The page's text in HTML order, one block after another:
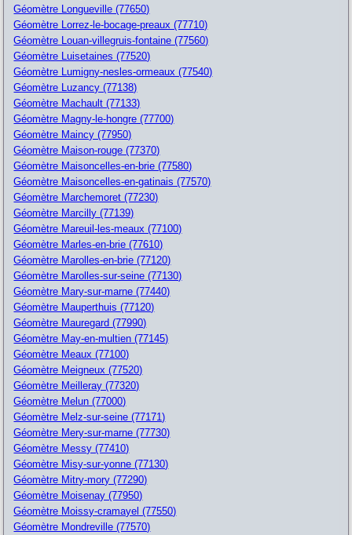
Géomètre Longueville (77650)
Géomètre Lorrez-le-bocage-preaux (77710)
Géomètre Louan-villegruis-fontaine (77560)
Géomètre Luisetaines (77520)
Géomètre Lumigny-nesles-ormeaux (77540)
Géomètre Luzancy (77138)
Géomètre Machault (77133)
Géomètre Magny-le-hongre (77700)
Géomètre Maincy (77950)
Géomètre Maison-rouge (77370)
Géomètre Maisoncelles-en-brie (77580)
Géomètre Maisoncelles-en-gatinais (77570)
Géomètre Marchemoret (77230)
Géomètre Marcilly (77139)
Géomètre Mareuil-les-meaux (77100)
Géomètre Marles-en-brie (77610)
Géomètre Marolles-en-brie (77120)
Géomètre Marolles-sur-seine (77130)
Géomètre Mary-sur-marne (77440)
Géomètre Mauperthuis (77120)
Géomètre Mauregard (77990)
Géomètre May-en-multien (77145)
Géomètre Meaux (77100)
Géomètre Meigneux (77520)
Géomètre Meilleray (77320)
Géomètre Melun (77000)
Géomètre Melz-sur-seine (77171)
Géomètre Mery-sur-marne (77730)
Géomètre Messy (77410)
Géomètre Misy-sur-yonne (77130)
Géomètre Mitry-mory (77290)
Géomètre Moisenay (77950)
Géomètre Moissy-cramayel (77550)
Géomètre Mondreville (77570)